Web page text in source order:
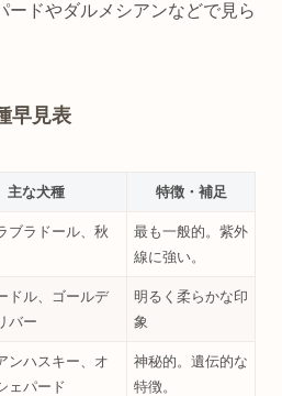
ードやダルメシアンなどで見ら
早見表
主な犬種 特徴・補足
ブラドール、秋
最も一般的。紫外
線に強い。
ドル、ゴールデ
バー
明るく柔らかな印
象
ンハスキー、オ
ェパード
神秘的。遺伝的な
特徴。